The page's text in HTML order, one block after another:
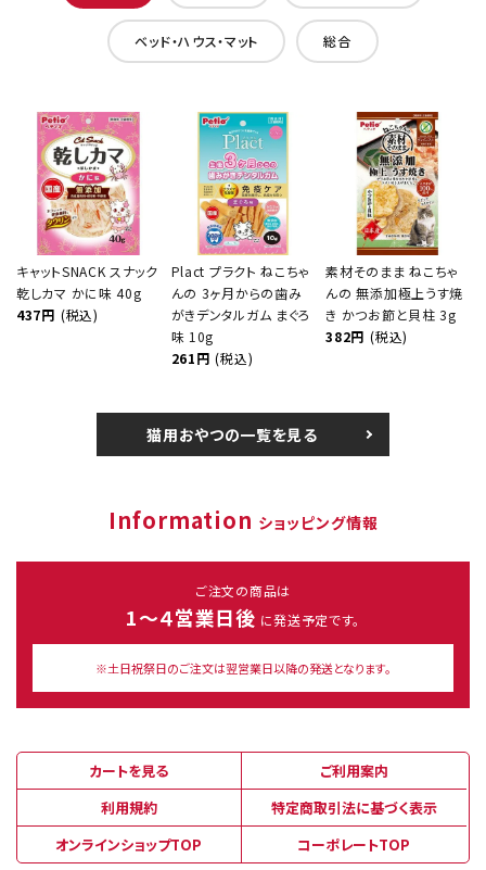
ベッド・ハウス・マット 総合
キャットSNACK スナック
乾しカマ かに味 40g
437円 (税込)
Plact プラクト ねこちゃ
んの 3ヶ月からの歯み
がきデンタルガム まぐろ
味 10g
261円 (税込)
素材そのまま ねこちゃ
んの 無添加極上うす焼
き かつお節と貝柱 3g
382円 (税込)
猫用おやつの一覧を見る
Information ショッピング情報
ご注文の商品は
1～４営業日後 に発送予定です。
※土日祝祭日のご注文は翌営業日以降の発送となります。
カートを見る
ご利用案内
利用規約
特定商取引法に基づく表示
オンラインショップTOP
コーポレートTOP